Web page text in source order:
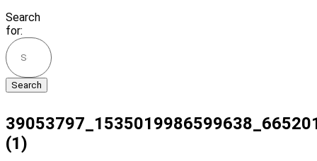
Search
for:
(1)